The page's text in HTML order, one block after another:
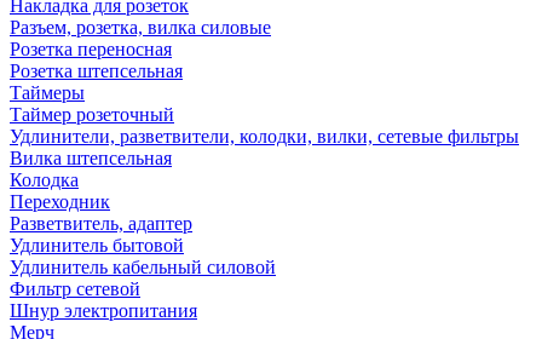
Накладка для розеток
Разъем, розетка, вилка силовые
Розетка переносная
Розетка штепсельная
Таймеры
Таймер розеточный
Удлинители, разветвители, колодки, вилки, сетевые фильтры
Вилка штепсельная
Колодка
Переходник
Разветвитель, адаптер
Удлинитель бытовой
Удлинитель кабельный силовой
Фильтр сетевой
Шнур электропитания
Мерч